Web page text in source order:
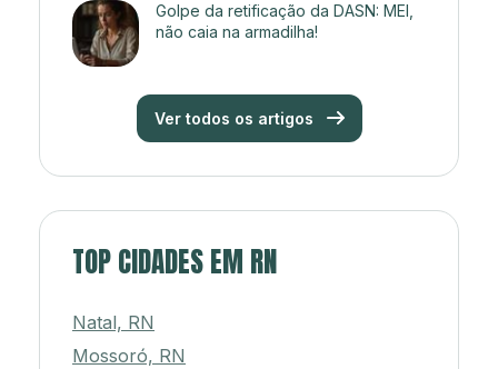
Golpe da retificação da DASN: MEI,
não caia na armadilha!
Ver todos os artigos
TOP CIDADES EM RN
Natal, RN
Mossoró, RN